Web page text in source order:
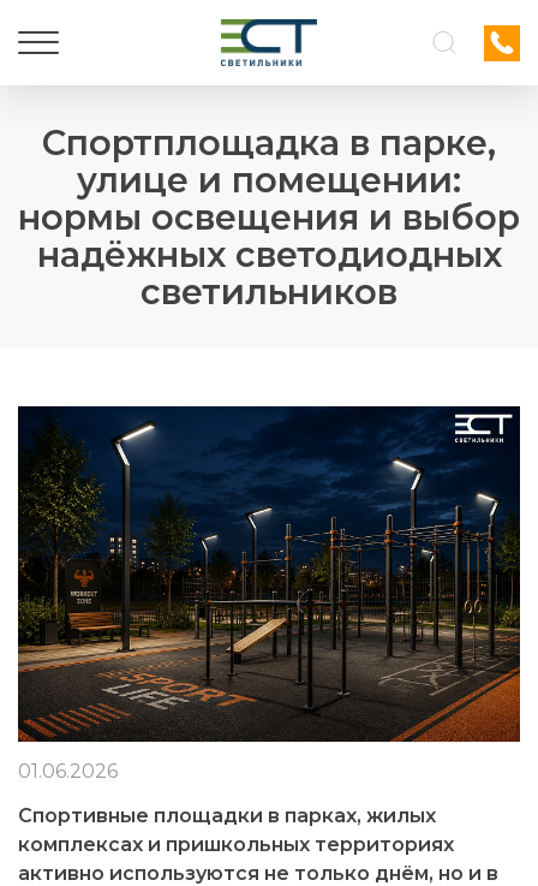
Спортплощадка в парке,
улице и помещении:
нормы освещения и выбор
надёжных светодиодных
светильников
01.06.2026
Спортивные площадки в парках, жилых
комплексах и пришкольных территориях
активно используются не только днём, но и в